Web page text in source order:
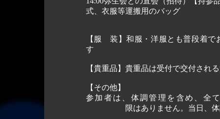
式、衣服等運搬用のバッグ
【服 装】 和服・洋服とも普段着で
【貴重品】 貴重品は受付で交付され
【その他】
参加者は、体調管理を含め、全
限はありません。当日、体調が